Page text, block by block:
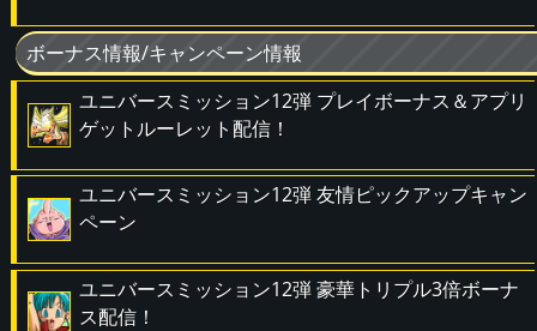
ボーナス情報/キャンペーン情報
ユニバースミッション12弾 プレイボーナス＆アプリ
ゲットルーレット配信！
ユニバースミッション12弾 友情ピックアップキャン
ペーン
ユニバースミッション12弾 豪華トリプル3倍ボーナ
ス配信！